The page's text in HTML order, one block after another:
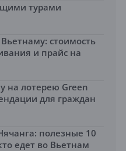
турами
стоимость
и прайс на
на лотерею Green
для граждан
полезные 10
едет во Вьетнам